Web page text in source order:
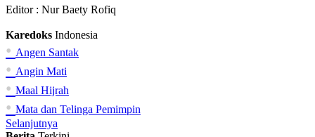
Editor : Nur Baety Rofiq
Karedoks Indonesia
• Angen Santak
• Angin Mati
• Maal Hijrah
• Mata dan Telinga Pemimpin
Selanjutnya